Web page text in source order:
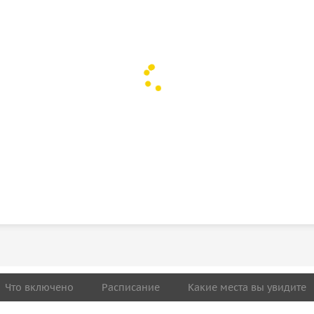
Что включено Расписание Какие места вы увидите